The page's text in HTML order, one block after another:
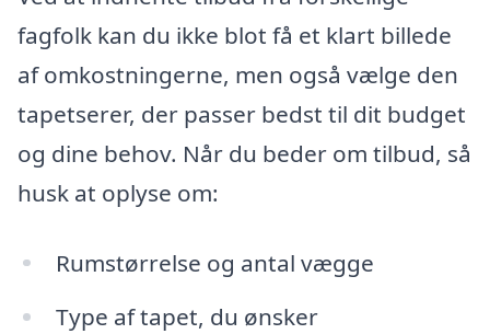
fagfolk kan du ikke blot få et klart billede
af omkostningerne, men også vælge den
tapetserer, der passer bedst til dit budget
og dine behov. Når du beder om tilbud, så
husk at oplyse om:
Rumstørrelse og antal vægge
Type af tapet, du ønsker